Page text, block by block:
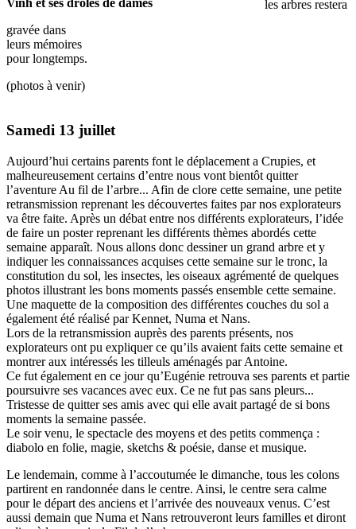
les arbres restera
gravée dans
leurs mémoires
pour longtemps.
(photos à venir)
Samedi 13 juillet
Aujourd’hui certains parents font le déplacement a Crupies, et
malheureusement certains d’entre nous vont bientôt quitter
l’aventure Au fil de l’arbre... Afin de clore cette semaine, une petite
retransmission reprenant les découvertes faites par nos explorateurs
va être faite. Après un débat entre nos différents explorateurs, l’idée
de faire un poster reprenant les différents thèmes abordés cette
semaine apparaît. Nous allons donc dessiner un grand arbre et y
indiquer les connaissances acquises cette semaine sur le tronc, la
constitution du sol, les insectes, les oiseaux agrémenté de quelques
photos illustrant les bons moments passés ensemble cette semaine.
Une maquette de la composition des différentes couches du sol a
également été réalisé par Kennet, Numa et Nans.
Lors de la retransmission auprès des parents présents, nos
explorateurs ont pu expliquer ce qu’ils avaient faits cette semaine et
montrer aux intéressés les tilleuls aménagés par Antoine.
Ce fut également en ce jour qu’Eugénie retrouva ses parents et partie
poursuivre ses vacances avec eux. Ce ne fut pas sans pleurs...
Tristesse de quitter ses amis avec qui elle avait partagé de si bons
moments la semaine passée.
Le soir venu, le spectacle des moyens et des petits commença :
diabolo en folie, magie, sketchs & poésie, danse et musique.
Le lendemain, comme à l’accoutumée le dimanche, tous les colons
partirent en randonnée dans le centre. Ainsi, le centre sera calme
pour le départ des anciens et l’arrivée des nouveaux venus. C’est
aussi demain que Numa et Nans retrouveront leurs familles et diront